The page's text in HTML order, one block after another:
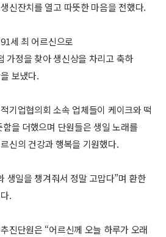
신잔치를 열고 따뜻한 마음을 전했다.
세 최 어르신으로
가정을 찾아 생신상을 차리고 축하
보냈다.
기업협의회 소속 업체들이 케이크와 떡
을 더했으며 단원들은 생일 노래를
신의 건강과 행복을 기원했다.
생일을 챙겨줘서 정말 고맙다”며 환한
.
진단원은 “어르신께 오늘 하루가 오래